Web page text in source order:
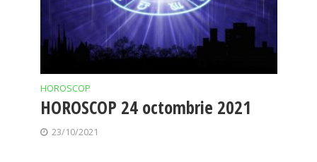
HOROSCOP
HOROSCOP 24 octombrie 2021
23/10/2021